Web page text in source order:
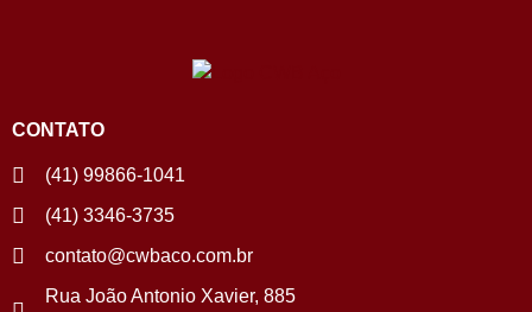
CONTATO
(41) 99866-1041
(41) 3346-3735
contato@cwbaco.com.br
Rua João Antonio Xavier, 885